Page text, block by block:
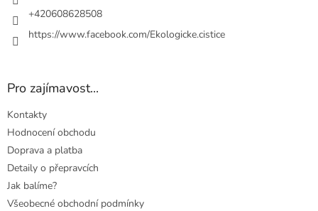
+420608628508
https://www.facebook.com/Ekologicke.cistice
Pro zajímavost...
Kontakty
Hodnocení obchodu
Doprava a platba
Detaily o přepravcích
Jak balíme?
Všeobecné obchodní podmínky